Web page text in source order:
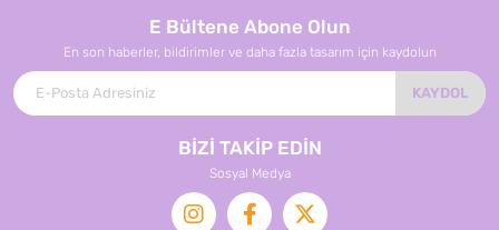
E Bültene Abone Olun
En son haberler, bildirimler ve daha fazla tasarım için kaydolun
KAYDOL
BİZİ TAKİP EDİN
Sosyal Medya